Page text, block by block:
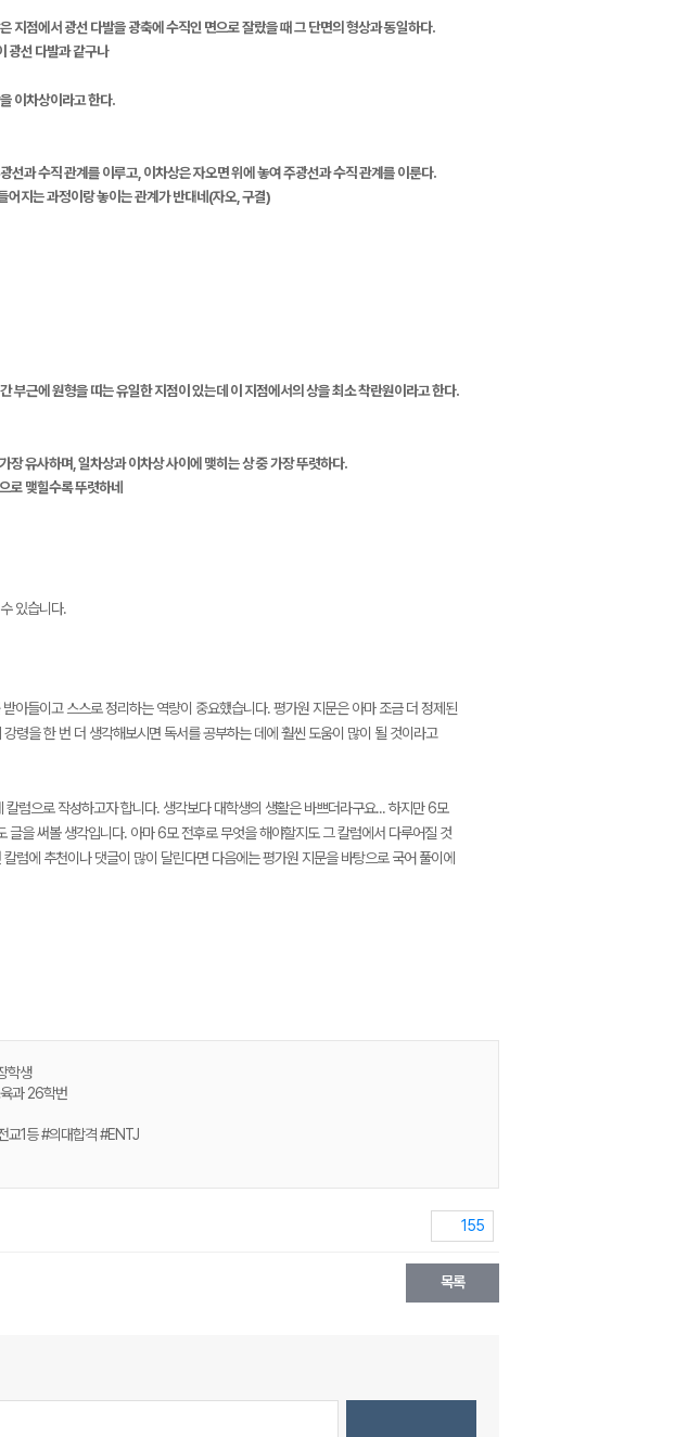
지점에서 광선 다발을 광축에 수직인 면으로 잘랐을 때 그 단면의 형상과 동일하다.
광선 다발과 같구나
이차상이라고 한다.
과 수직 관계를 이루고, 이차상은 자오면 위에 놓여 주광선과 수직 관계를 이룬다.
어지는 과정이랑 놓이는 관계가 반대네(자오, 구결)
부근에 원형을 띠는 유일한 지점이 있는데 이 지점에서의 상을 최소 착란원이라고 한다.
유사하며, 일차상과 이차상 사이에 맺히는 상 중 가장 뚜렷하다.
로 맺힐수록 뚜렷하네
있습니다.
아들이고 스스로 정리하는 역량이 중요했습니다. 평가원 지문은 아마 조금 더 정제된
령을 한 번 더 생각해보시면 독서를 공부하는 데에 훨씬 도움이 많이 될 것이라고
럼으로 작성하고자 합니다. 생각보다 대학생의 생활은 바쁘더라구요... 하지만 6모
을 써볼 생각입니다. 아마 6모 전후로 무엇을 해야할지도 그 칼럼에서 다루어질 것
럼에 추천이나 댓글이 많이 달린다면 다음에는 평가원 지문을 바탕으로 국어 풀이에
학생
과 26학번
교1등 #의대합격 #ENTJ
155
목록